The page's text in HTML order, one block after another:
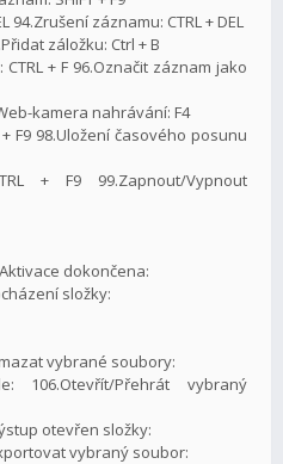
94.Zrušení záznamu: CTRL + DEL
záložku: Ctrl + B
+ F 96.Označit záznam jako
kamera nahrávání: F4
F9 98.Uložení časového posunu
+ F9 99.Zapnout/Vypnout
dokončena:
složky:
vybrané soubory:
106.Otevřít/Přehrát vybraný
otevřen složky:
vybraný soubor: